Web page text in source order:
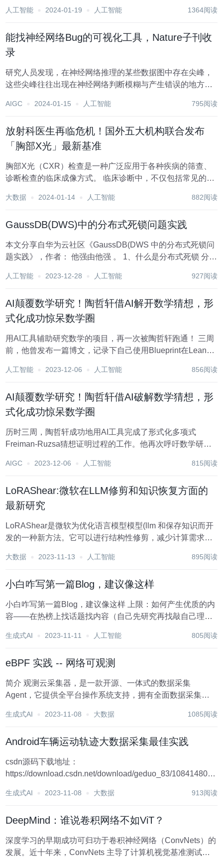
的特...
人工智能 2024-01-19 人工智能 1364阅读
能找神经网络Bug的可视化工具，Nature子刊收
录
研究人员发现，在神经网络推理的某些数据图中存在尖峰，
这些尖峰往往出现在神经网络判断模糊与产生错误的地方。
故障点。 从分析癌症突变的原因到决定谁应该获得贷款，在
AIGC 2024-01-15 人工智能 795阅读
放射科医生再临危机！国外五大机构联合发布
「胸部X光」最新基准
胸部X光（CXR）检查是一种广泛应用于各种疾病的筛查、
诊断检查的临床成像方式。 临床诊断中，不仅包括常见的疾
学图像数据库往往满足于预测疾病类型，而忽视了具有重大
大数据 2024-01-14 人工智能 882阅读
GaussDB(DWS)中的分布式死锁问题实践
本文分享自华为云社区《GaussDB(DWS 中的分布式死锁问
题实践》，作者： 他强由他强 。 1、什么是分布式死锁 分布
会分散在集群里多个节点（CN/DN）执行，在不同节点上可
人工智能 2023-12-28 人工智能 927阅读
AI颠覆数学研究！陶哲轩借AI解开数学猜想，形
式化成功惊呆数学圈
用AI工具辅助研究数学的项目，再一次被陶哲轩跑通！ 三周
前，他曾发布一篇博文，记录下自己使用Blueprint在Lean4
天，他激动宣布：将多项式Freiman-Ruzsa猜想的证明形式
人工智能 2023-12-06 人工智能 856阅读
AI颠覆数学研究！陶哲轩借AI破解数学猜想，形
式化成功惊呆数学圈
历时三周，陶哲轩成功地用AI工具完成了形式化多项式
Freiman-Ruzsa猜想证明过程的工作。他再次呼吁数学研究
类可读了? 用AI工具辅助研究数学的项目，再一次被陶哲轩
AIGC 2023-12-06 人工智能 815阅读
LoRAShear:微软在LLM修剪和知识恢复方面的
最新研究
LoRAShear是微软为优化语言模型模型(llm 和保存知识而开
发的一种新方法。它可以进行结构性修剪，减少计算需求并
Gradient）支持渐进式结构化剪枝和动态知识恢复...
大数据 2023-11-13 人工智能 895阅读
小白咋写第一篇Blog，建议像这样
小白咋写第一篇Blog，建议像这样 上限：如何产生优质的内
容——在热榜上找话题找内容（自己先研究再找敲自己理解
图（最简单的操作） 对于小白如何把VISIO图画好...
生成式AI 2023-11-11 人工智能 805阅读
eBPF 实践 -- 网络可观测
简介 观测云采集器，是一款开源、一体式的数据采集
Agent，它提供全平台操作系统支持，拥有全面数据采集能
安全巡检等各种场景。通过 eBPF 技术的引入，观测云采集
生成式AI 2023-11-08 大数据 1085阅读
Android车辆运动轨迹大数据采集最佳实践
csdn源码下载地址：
https://download.csdn.net/download/geduo_83/10841480
无法阻挡我写文章的热情，之前很少写文章，记得写文章已
生成式AI 2023-11-08 大数据 913阅读
DeepMind：谁说卷积网络不如ViT？
深度学习的早期成功可归功于卷积神经网络（ConvNets）的
发展。近十年来，ConvNets 主导了计算机视觉基准测试。